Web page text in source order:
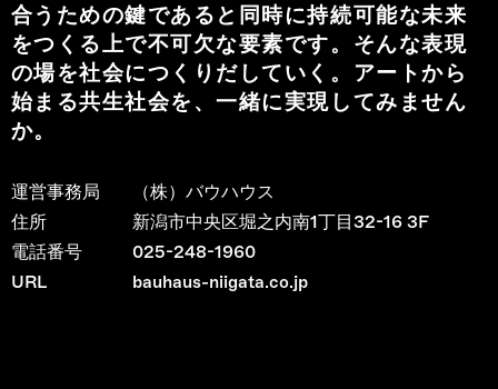
合うための鍵であると同時に持続可能な未来
をつくる上で不可欠な要素です。そんな表現
の場を社会につくりだしていく。アートから
始まる共生社会を、一緒に実現してみません
か。
運営事務局
（株）バウハウス
住所
新潟市中央区堀之内南1丁目32-16 3F
電話番号
025-248-1960
URL
bauhaus-niigata.co.jp